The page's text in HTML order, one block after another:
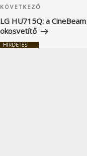
Következő
bejegyzés
KÖVETKEZŐ
LG HU715Q: a
okosvetítő
HIRDETÉS